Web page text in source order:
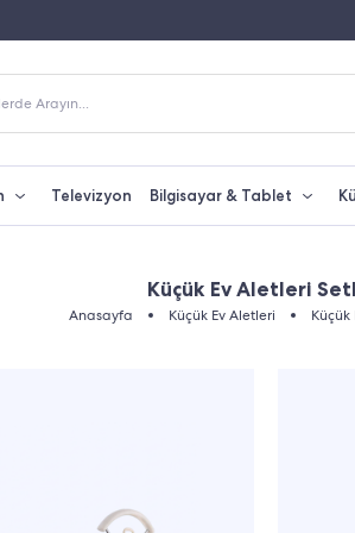
Arayın...
Televizyon Bilgisayar & Tablet
Küçük Ev Aletleri
Anasayfa Küçük Ev Aletleri Küçük